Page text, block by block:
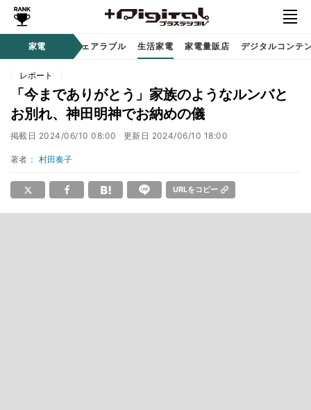
家電
ディオ 時計 / ウェアラブル 生活家電 家電量販店 デジタルコンテ
レポート
「今までありがとう」家族のようなルンバと
お別れ、神田明神でお納めの儀
掲載日 2024/06/10 08:00 更新日 2024/06/10 18:00
著者： 村田奏子
URLをコピー